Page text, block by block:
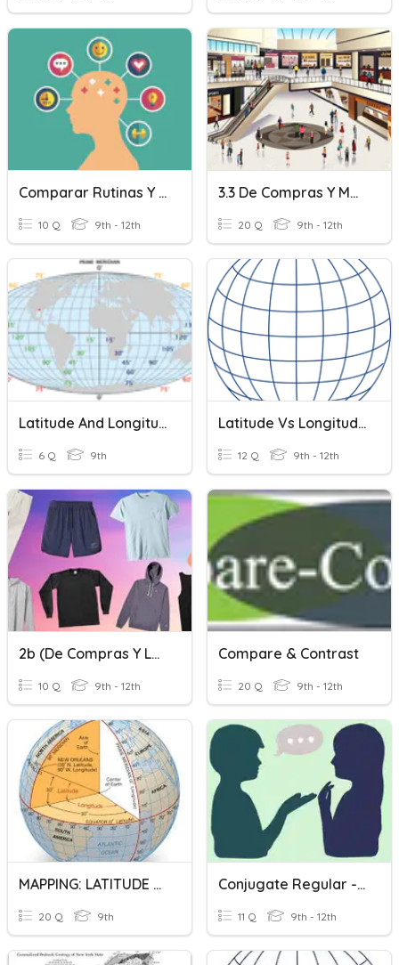
Comparar Rutinas Y Hábitos
10 Q 9th - 12th
3.3 De Compras Y Mandados
20 Q 9th - 12th
Latitude And Longitude
6 Q 9th
Latitude Vs Longitude
12 Q 9th - 12th
2b (de Compras Y La Ropa)
10 Q 9th - 12th
Compare & Contrast
20 Q 9th - 12th
MAPPING: LATITUDE AND LONGITUDE
20 Q 9th
Conjugate Regular -AR Verbs: Comprar Y Hablar
11 Q 9th - 12th